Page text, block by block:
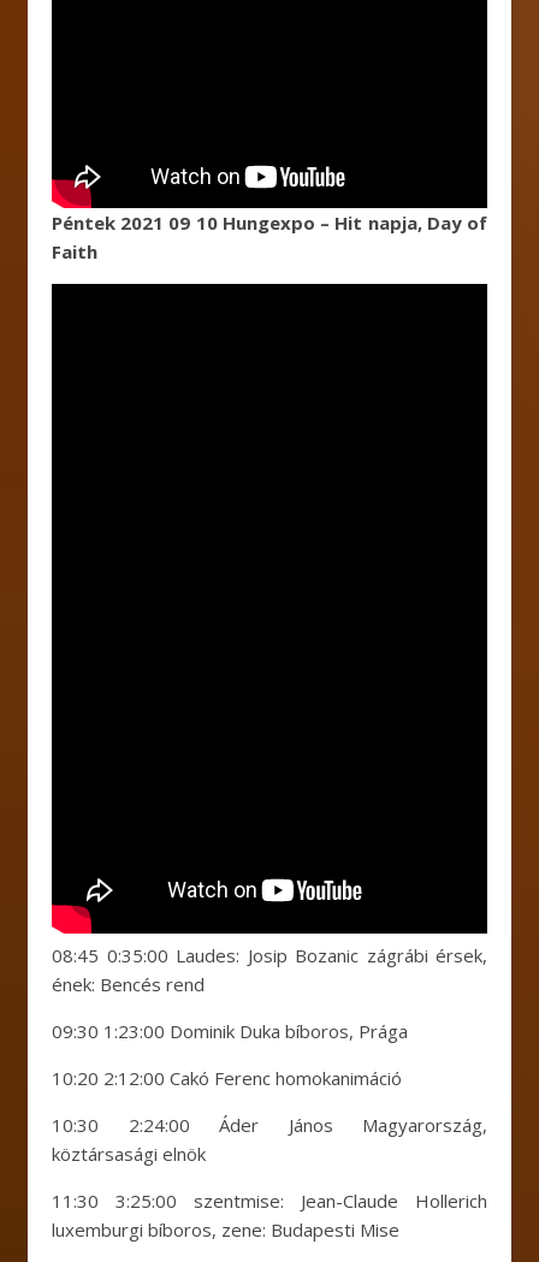
Péntek 2021 09 10 Hungexpo – Hit napja, Day of
Faith
08:45 0:35:00 Laudes: Josip Bozanic zágrábi érsek,
ének: Bencés rend
09:30 1:23:00 Dominik Duka bíboros, Prága
10:20 2:12:00 Cakó Ferenc homokanimáció
10:30 2:24:00 Áder János Magyarország,
köztársasági elnök
11:30 3:25:00 szentmise: Jean-Claude Hollerich
luxemburgi bíboros, zene: Budapesti Mise